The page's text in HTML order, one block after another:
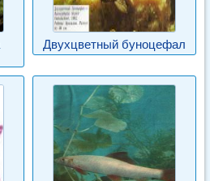
Двухцветный буноцефал